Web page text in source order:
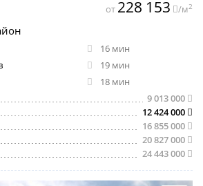
16 мин
19 мин
18 мин
9 013 000
12 424 000
16 855 000
20 827 000
24 443 000
от 228 153 /м2